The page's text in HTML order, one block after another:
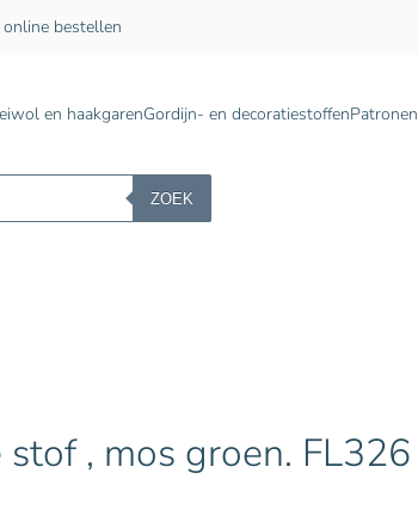
bestellen
en haakgarenGordijn- en decoratiestoffenPatronen
ZOEK
stof , mos groen. FL326